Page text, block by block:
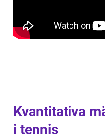
Kvantitativa
i tennis